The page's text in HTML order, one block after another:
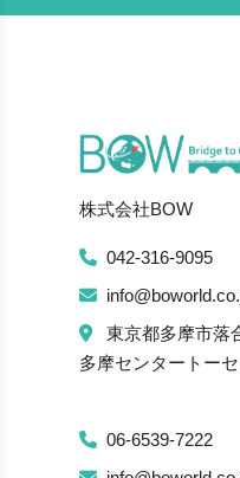
株式会社BOW
042-316-9095
東京都多摩市落
多摩センタートー
06-6539-7222